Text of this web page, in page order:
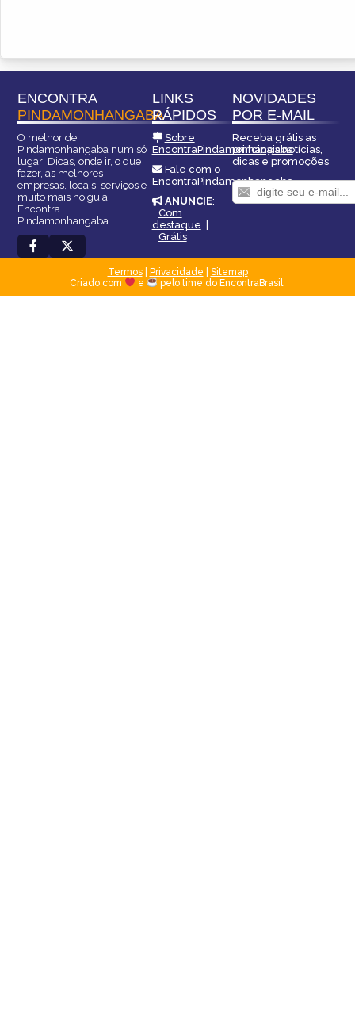
ENCONTRA
PINDAMONHANGABA
O melhor de
Pindamonhangaba num só
lugar! Dicas, onde ir, o que
fazer, as melhores
empresas, locais, serviços e
muito mais no guia
Encontra
Pindamonhangaba.
LINKS
RÁPIDOS
Sobre
EncontraPindamonhangaba
Fale com o
EncontraPindamonhangaba
ANUNCIE:
Com
destaque |
Grátis
NOVIDADES
POR E-MAIL
Receba grátis as
principais notícias,
dicas e promoções
Termos| Privacidade
Sitemap
Criado com
e pelo time do EncontraBrasil